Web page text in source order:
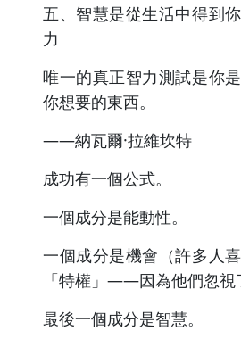
五、智慧是從生活中得到
力
唯一的真正智力測試是你
你想要的東西。
——納瓦爾·拉維坎特
成功有一個公式。
一個成分是能動性。
一個成分是機會（許多人
「特權」——因為他們忽視
最後一個成分是智慧。